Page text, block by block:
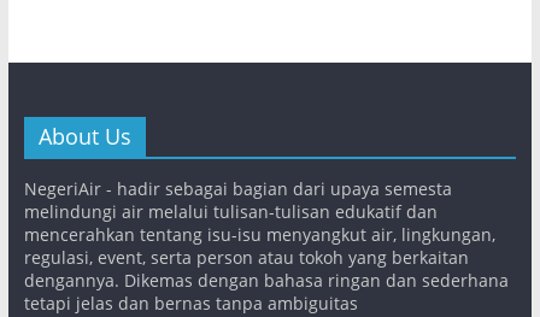
About Us
NegeriAir - hadir sebagai bagian dari upaya semesta
melindungi air melalui tulisan-tulisan edukatif dan
mencerahkan tentang isu-isu menyangkut air, lingkungan,
regulasi, event, serta person atau tokoh yang berkaitan
dengannya. Dikemas dengan bahasa ringan dan sederhana
tetapi jelas dan bernas tanpa ambiguitas